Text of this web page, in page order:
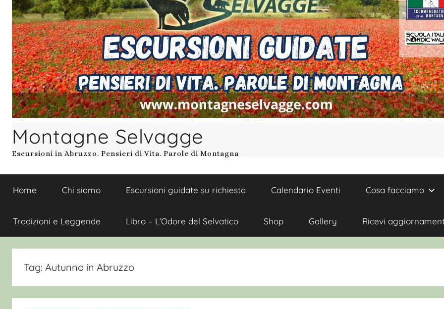
Montagne Selvagge
Escursioni in Abruzzo. Pensieri di Vita. Parole di Montagna
Home Chi siamo Escursioni guidate su richiesta Calendario Eventi Cosa facciamo
Tradizioni e Leggende Libro – L’Odore del Selvatico Shop Gallery Ricevi
Tag: Autunno in Abruzzo